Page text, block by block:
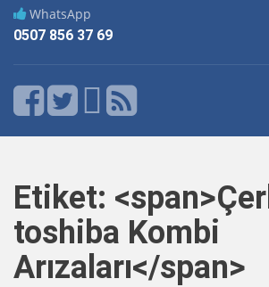
WhatsApp
0507 856 37 69
Etiket:
toshiba Kombi
Arızaları</span>